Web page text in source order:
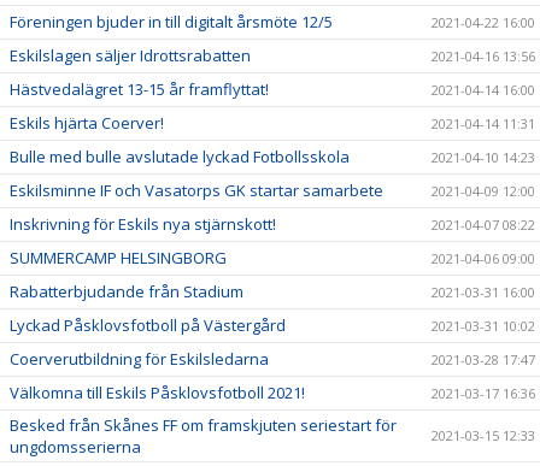
Föreningen bjuder in till digitalt årsmöte 12/5 2021-04-22 16:00
Eskilslagen säljer Idrottsrabatten 2021-04-16 13:56
Hästvedalägret 13-15 år framflyttat! 2021-04-14 16:00
Eskils hjärta Coerver! 2021-04-14 11:31
Bulle med bulle avslutade lyckad Fotbollsskola 2021-04-10 14:23
Eskilsminne IF och Vasatorps GK startar samarbete 2021-04-09 12:00
Inskrivning för Eskils nya stjärnskott! 2021-04-07 08:22
SUMMERCAMP HELSINGBORG 2021-04-06 09:00
Rabatterbjudande från Stadium 2021-03-31 16:00
Lyckad Påsklovsfotboll på Västergård 2021-03-31 10:02
Coerverutbildning för Eskilsledarna 2021-03-28 17:47
Välkomna till Eskils Påsklovsfotboll 2021! 2021-03-17 16:36
Besked från Skånes FF om framskjuten seriestart för
ungdomsserierna
2021-03-15 12:33